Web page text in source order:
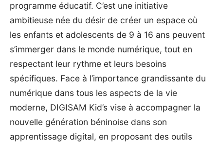
programme éducatif. C’est une initiative
ambitieuse née du désir de créer un espace où
les enfants et adolescents de 9 à 16 ans peuvent
s’immerger dans le monde numérique, tout en
respectant leur rythme et leurs besoins
spécifiques. Face à l’importance grandissante du
numérique dans tous les aspects de la vie
moderne, DIGISAM Kid’s vise à accompagner la
nouvelle génération béninoise dans son
apprentissage digital, en proposant des outils